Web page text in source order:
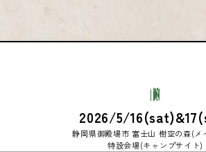
2026/5/
静岡県御殿場市 富士山 樹空の森(メ
特設会場(キャンプサイト)